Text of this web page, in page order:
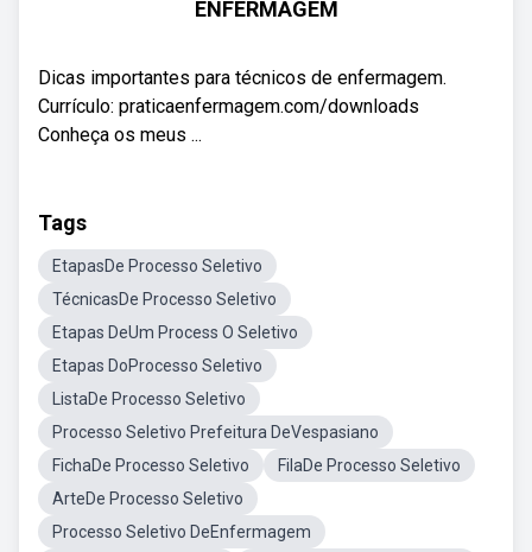
ENFERMAGEM
Dicas importantes para técnicos de enfermagem.
Currículo: praticaenfermagem.com/downloads
Conheça os meus ...
Tags
EtapasDe Processo Seletivo
TécnicasDe Processo Seletivo
Etapas DeUm Process O Seletivo
Etapas DoProcesso Seletivo
ListaDe Processo Seletivo
Processo Seletivo Prefeitura DeVespasiano
FichaDe Processo Seletivo
FilaDe Processo Seletivo
ArteDe Processo Seletivo
Processo Seletivo DeEnfermagem